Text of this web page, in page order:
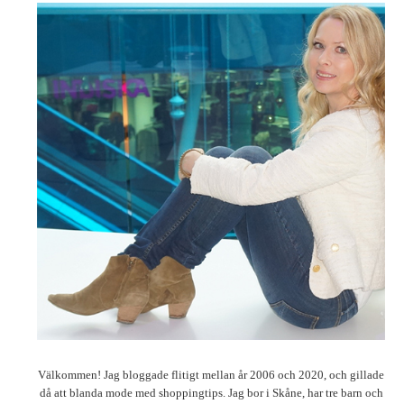
Välkommen! Jag bloggade flitigt mellan år 2006 och 2020, och gillade
då att blanda mode med shoppingtips. Jag bor i Skåne, har tre barn och